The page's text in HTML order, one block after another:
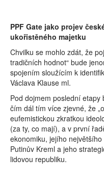
PPF Gate jako projev
ukořistěného majetku
Chvilku se mohlo zdát, že
tradičních hodnot“ bude
spojením sloužícím k
Václava Klause ml.
Pod dojmem poslední
čím dál tím více zjevné, že
eufemistickou zkratkou
(za ty, co mají), a v první
ekonomiku, jejího
Putinův Kreml a jeho
lidovou republiku.